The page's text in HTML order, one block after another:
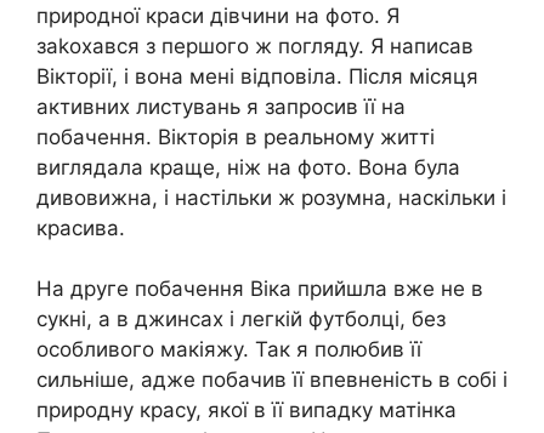
природної краси дівчини на фото. Я
заkохався з першого ж погляду. Я написав
Вікторії, і вона мені відповіла. Після місяця
активних листувань я запросив її на
побачення. Вікторія в реальному житті
виглядала краще, ніж на фото. Вона була
дивовижна, і настільки ж розумна, наскільки і
красива.
На друге побачення Віка прийшла вже не в
сукні, а в джинсах і легкій футболці, без
особливого макіяжу. Так я полюбив її
сильніше, адже побачив її впевненість в собі і
природну красу, якої в її випадку матінка